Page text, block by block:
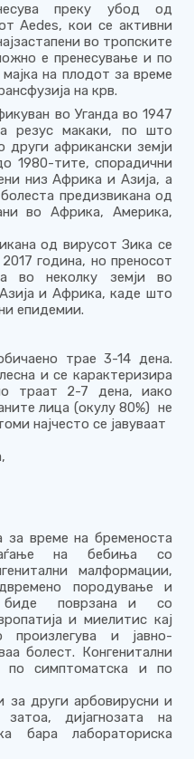
преку убод од
Aedes, кои се активни
во тропските
е пренесување и по
на плодот за време
на крв.
во Уганда во 1947
резус макаки, по што
африкански земји
1980-тите, спорадични
низ Африка и Азија, а
предизвикана од
во Африка, Америка,
од вирусот Зика се
година, но преносот
во неколку земји во
и Африка, каде што
епидемии.
трае 3-14 дена.
и се карактеризира
траат 2-7 дена, иако
лица (окулу 80%) не
најчесто се јавуваат
за време на бременоста
на бебиња со
малформации,
породување и
биде поврзана и со
и миелитис кај
и јавно-
болест. Конгенитални
по симптоматска и по
за други арбовирусни и
затоа, дијагнозата на
бара лабораториска